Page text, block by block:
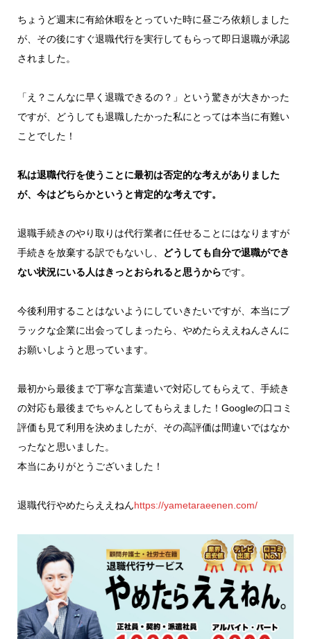
ちょうど週末に有給休暇をとっていた時に昼ごろ依頼しました
が、その後にすぐ退職代行を実行してもらって即日退職が承認
されました。
「え？こんなに早く退職できるの？」という驚きが大きかった
ですが、どうしても退職したかった私にとっては本当に有難い
ことでした！
私は退職代行を使うことに最初は否定的な考えがありました
が、今はどちらかというと肯定的な考えです。
退職手続きのやり取りは代行業者に任せることにはなりますが
手続きを放棄する訳でもないし、
どうしても自分で退職ができ
ない状況にいる人はきっとおられると思うからです。
今後利用することはないようにしていきたいですが、本当にブ
ラックな企業に出会ってしまったら、やめたらええねんさんに
お願いしようと思っています。
最初から最後まで丁寧な言葉遣いで対応してもらえて、手続き
の対応も最後までちゃんとしてもらえました！Googleの口コミ
評価も見て利用を決めましたが、その高評価は間違いではなか
ったなと思いました。
本当にありがとうございました！
退職代行やめたらええねんhttps://yametaraeenen.com/